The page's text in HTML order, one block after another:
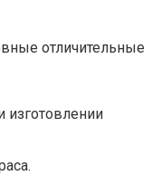
отличительные